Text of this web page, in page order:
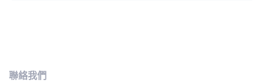
聯絡我們